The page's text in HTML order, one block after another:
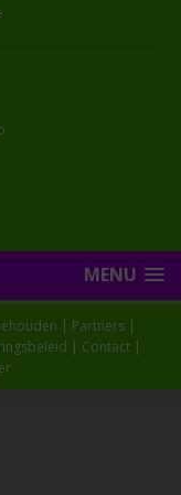
MENU
| Partners|
| Contact |